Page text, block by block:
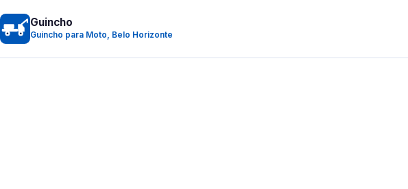
Guincho
Guincho para Moto, Belo Horizonte